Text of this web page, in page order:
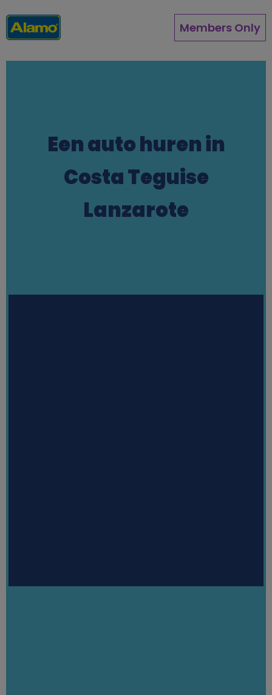
en
naar
Members Only
Een auto huren in
Costa Teguise
Lanzarote